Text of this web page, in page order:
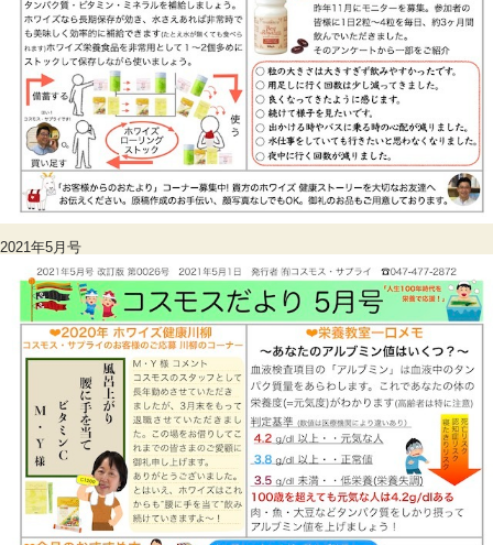
2021年5月号